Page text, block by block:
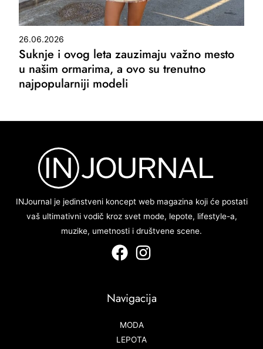
26.06.2026
Suknje i ovog leta zauzimaju važno mesto
u našim ormarima, a ovo su trenutno
najpopularniji modeli
INJournal je jedinstveni koncept web magazina koji će postati
vaš ultimativni vodič kroz svet mode, lepote, lifestyle-a,
muzike, umetnosti i društvene scene.
Navigacija
MODA
LEPOTA